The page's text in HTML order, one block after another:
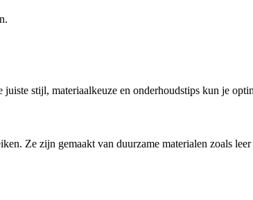
stijl, materiaalkeuze en onderhoudstips kun je
Ze zijn gemaakt van duurzame materialen zoals